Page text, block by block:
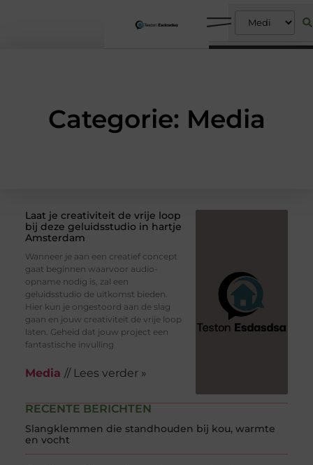
Categorie: Media
RECENTE BERICHTEN
Slangklemmen die standhouden bij kou, warmte
en vocht
Laat je creativiteit de vrije loop
bij deze geluidsstudio in hartje
Amsterdam
Wanneer je aan een creatief concept
gaat beginnen waarvoor audio-
opname nodig is, zal een
geluidsstudio de uitkomst bieden.
Hier kun je ongestoord aan de slag
gaan en jouw creativiteit de vrije loop
laten. Geheid dat jouw project een
fantastische invulling
Media // Lees verder »